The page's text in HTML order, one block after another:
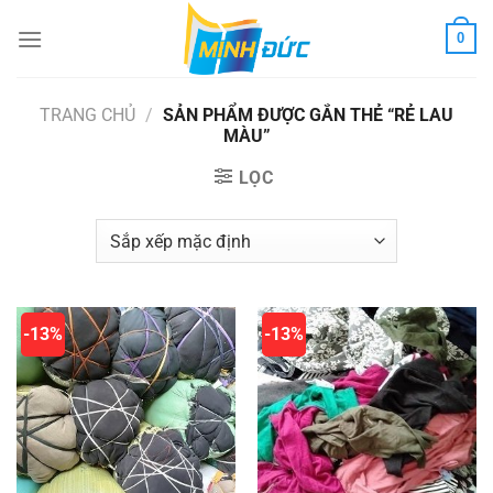
đến
0
TRANG CHỦ / SẢN PHẨM ĐƯỢC GẮN THẺ “RẺ LAU
MÀU”
LỌC
-13% -13%